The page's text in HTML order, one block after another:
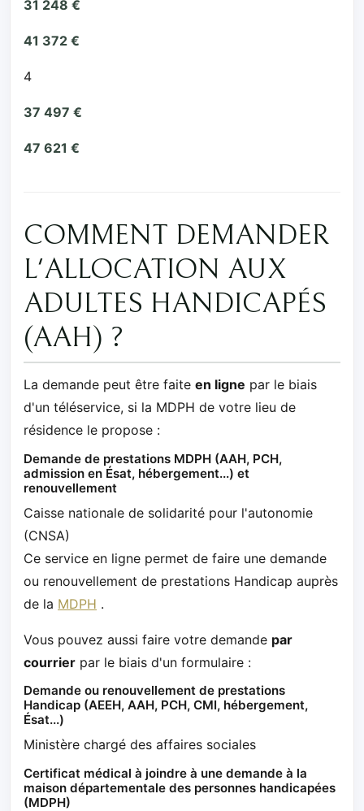
31 248 €
41 372 €
4
37 497 €
47 621 €
COMMENT DEMANDER
L'ALLOCATION AUX
ADULTES HANDICAPÉS
(AAH) ?
La demande peut être faite en ligne par le biais
d'un téléservice, si la MDPH de votre lieu de
résidence le propose :
Demande de prestations MDPH (AAH, PCH,
admission en Ésat, hébergement...) et
renouvellement
Caisse nationale de solidarité pour l'autonomie
(CNSA)
Ce service en ligne permet de faire une demande
ou renouvellement de prestations Handicap auprès
de la MDPH .
Vous pouvez aussi faire votre demande par
courrier par le biais d'un formulaire :
Demande ou renouvellement de prestations
Handicap (AEEH, AAH, PCH, CMI, hébergement,
Ésat...)
Ministère chargé des affaires sociales
Certificat médical à joindre à une demande à la
maison départementale des personnes handicapées
(MDPH)